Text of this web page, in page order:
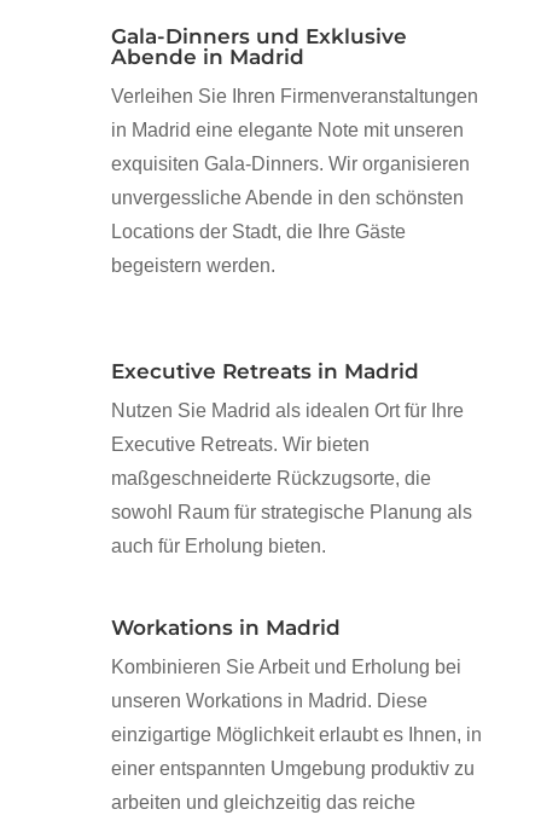
Gala-Dinners und Exklusive
Abende in Madrid
Verleihen Sie Ihren Firmenveranstaltungen
in Madrid eine elegante Note mit unseren
exquisiten Gala-Dinners. Wir organisieren
unvergessliche Abende in den schönsten
Locations der Stadt, die Ihre Gäste
begeistern werden.
Executive Retreats in Madrid
Nutzen Sie Madrid als idealen Ort für Ihre
Executive Retreats. Wir bieten
maßgeschneiderte Rückzugsorte, die
sowohl Raum für strategische Planung als
auch für Erholung bieten.
Workations in Madrid
Kombinieren Sie Arbeit und Erholung bei
unseren Workations in Madrid. Diese
einzigartige Möglichkeit erlaubt es Ihnen, in
einer entspannten Umgebung produktiv zu
arbeiten und gleichzeitig das reiche